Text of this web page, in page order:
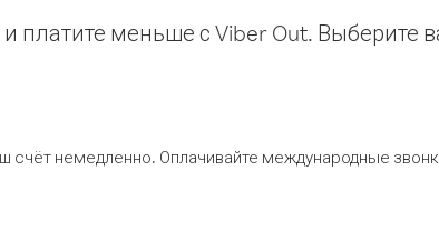
платите меньше с Viber Out. Выберите
счёт немедленно. Оплачивайте международные